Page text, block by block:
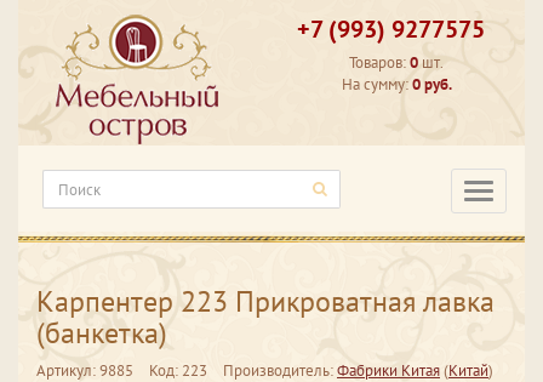
+7 (993) 9277575
Товаров:0 шт.
На сумму:0 руб.
Карпентер 223 Прикроватная лавка
(банкетка)
Артикул: 9885 Код: 223 Производитель:Фабрики Китая(Китай)